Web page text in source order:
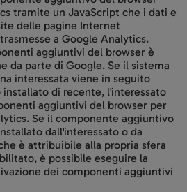
tramite un JavaScript che i dati e
delle pagine Internet
a Google Analytics.
aggiuntivi del browser è
da parte di Google. Se il sistema
interessata viene in seguito
di recente, l'interessato
aggiuntivi del browser per
Se il componente aggiuntivo
dall'interessato o da
è attribuibile alla propria sfera
è possibile eseguire la
dei componenti aggiuntivi